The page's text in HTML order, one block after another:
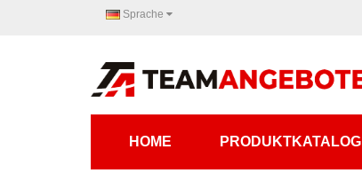
Sprache
HOME PRODUKTKATALOG